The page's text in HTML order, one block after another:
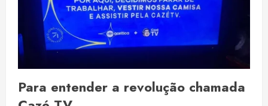
Para entender a revolução chamada